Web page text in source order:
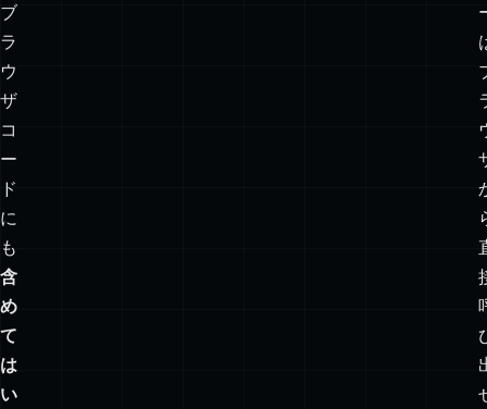
ら
除
外
さ
れ、
ブ
ラ
ウ
ザ
コ
ー
ド
に
も